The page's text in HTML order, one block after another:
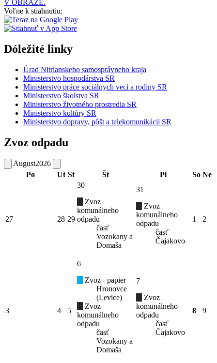
V OBRAZE.
Voľne k stiahnutiu:
Dóležité linky
Úrad Nitrianskeho samosprávneho kraja
Ministerstvo hospodárstva SR
Ministerstvo práce sociálnych vecí a rodiny SR
Ministerstvo školstva SR
Ministerstvo životného prostredia SR
Ministerstvo kultúry SR
Ministerstvo dopravy, pôšt a telekomunikácii SR
Zvoz odpadu
August2026
Po
Ut St Št Pi So Ne
27 28 29
30
Zvoz
komunálneho
odpadu
časť
Vozokany a
Domaša
31
Zvoz
komunálneho
odpadu
časť
Čajakovo
1 2
3 4 5
6
Zvoz - papier
Hronovce
(Levice)
Zvoz
komunálneho
odpadu
časť
Vozokany a
Domaša
7
Zvoz
komunálneho
odpadu
časť
Čajakovo
8 9